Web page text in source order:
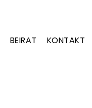
BEIRAT KONTAKT